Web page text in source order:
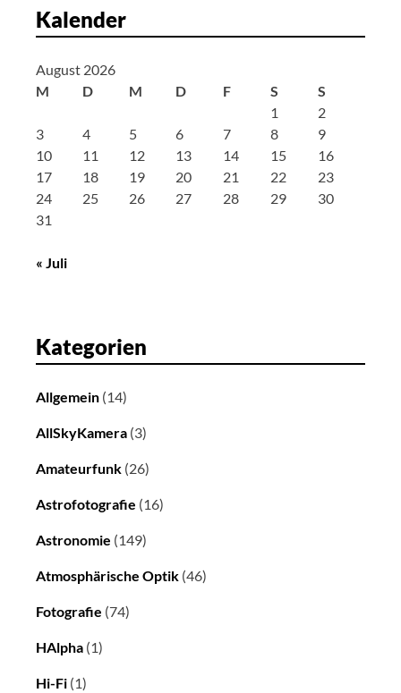
a
i
o
n
Kalender
August 2026
M
D M D F S
S
1
2
3
4 5 6 7 8
9
10
11 12 13 14 15
16
17
18 19 20 21 22
23
24
25 26 27 28 29
30
31
« Juli
Kategorien
Allgemein (14)
AllSkyKamera (3)
Amateurfunk (26)
Astrofotografie (16)
Astronomie (149)
Atmosphärische Optik (46)
Fotografie (74)
HAlpha (1)
Hi-Fi (1)